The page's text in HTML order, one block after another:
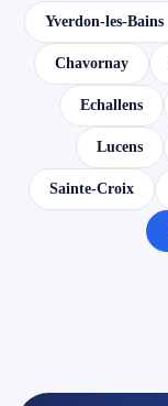
Yverdon-les-Bains
Chavornay
Echallens
Lucens
Sainte-Croix